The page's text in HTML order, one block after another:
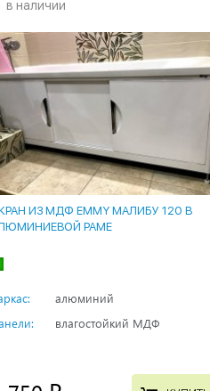
в наличии
ИЗ МДФ EMMY МАЛИБУ 120 В
РАМЕ
алюминий
влагостойкий МДФ